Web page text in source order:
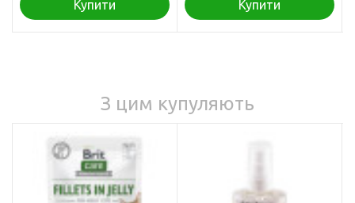
Купити Купити
З цим купуляють